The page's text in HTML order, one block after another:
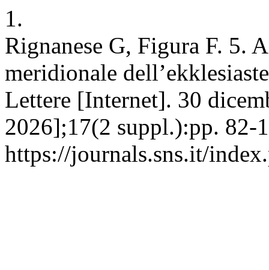
1.
Rignanese G, Figura F. 5.
meridionale
Lettere [Internet]. 30
2026];17(2 suppl.):pp. 82-
https://journals.sns.it/